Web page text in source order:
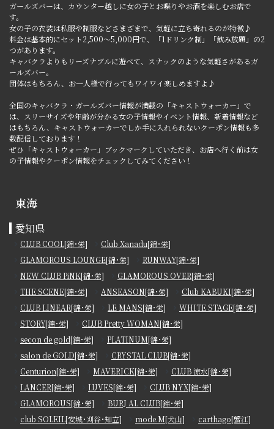
ガールズバーは、カウンター越しに女の子とお喋りやお酒を楽しむお店で
す。
女の子の衣装は私服や制服などさまざまで、気軽に立ち寄れるのが特徴♪
料金は基本的にセット2,500～5,000円で、「1ドリンク制」「飲み放題」の2
つがあります。
キャバクラよりもリーズナブルに遊べて、スナックのような気軽さがあるガ
ールズバー。
団体はもちろん、お一人様で行ってもワイワイ楽しめますよ♪
全国のキャバクラ・ガールズバー情報が満載の「キャストウォーカー」で
は、スリーサイズや年齢が分かる女の子情報やイベント情報、新着情報など
はもちろん、キャストウォーカーでしか手に入れられないクーポン情報も多
数配信しております！
ぜひ「キャストウォーカー」ブックマークしていただき、お店へ行く前は女
の子情報やクーポン情報をチェックしてみてください！
東海
愛知県
CLUB COOL[錦･栄]
Club Xanadu[錦･栄]
GLAMOROUS LOUNGE[錦･栄]
RUNWAY[錦･栄]
NEW CLUB PiNK[錦･栄]
GLAMOROUS OVER[錦･栄]
THE SCENE[錦･栄]
ANSEASON[錦･栄]
Club KABUKI[錦･栄]
CLUB LINEAR[錦･栄]
LE MANS[錦･栄]
WHITE STAGE[錦･栄]
STORY[錦･栄]
CLUB Pretty WOMAN[錦･栄]
secon de gold[錦･栄]
PLATINUM[錦･栄]
salon de GOLD[錦･栄]
CRYSTAL CLUB[錦･栄]
Centurion[錦･栄]
MAVERICK[錦･栄]
CLUB 涼水[錦･栄]
LANCER[錦･栄]
LUVES[錦･栄]
CLUB NYX[錦･栄]
GLAMOROUS[錦･栄]
BURJ AL CLUB[錦･栄]
club SOLEIL[安城･刈谷･知立]
mode.M[犬山]
carthago[蟹江]